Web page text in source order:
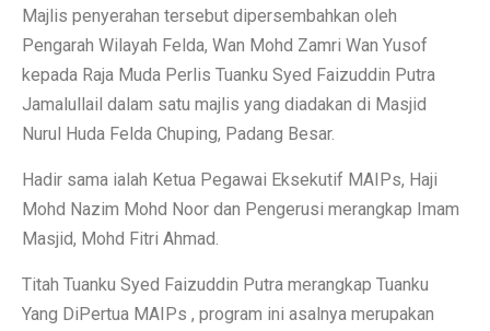
Majlis penyerahan tersebut dipersembahkan oleh
Pengarah Wilayah Felda, Wan Mohd Zamri Wan Yusof
kepada Raja Muda Perlis Tuanku Syed Faizuddin Putra
Jamalullail dalam satu majlis yang diadakan di Masjid
Nurul Huda Felda Chuping, Padang Besar.
Hadir sama ialah Ketua Pegawai Eksekutif MAIPs, Haji
Mohd Nazim Mohd Noor dan Pengerusi merangkap Imam
Masjid, Mohd Fitri Ahmad.
Titah Tuanku Syed Faizuddin Putra merangkap Tuanku
Yang DiPertua MAIPs , program ini asalnya merupakan